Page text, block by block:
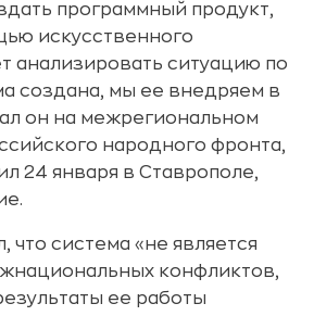
программный продукт,
искусственного
анализировать ситуацию по
создана, мы ее внедряем в
он на межрегиональном
народного фронта,
24 января в Ставрополе,
что система «не является
конфликтов,
ее работы